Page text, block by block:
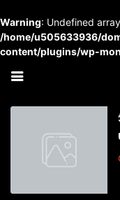
Warning: Undefined
/home/u505633936/
content/plugins/wp-